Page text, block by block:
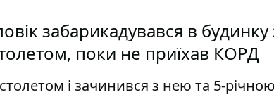
забарикадувався в
поки не приїхав КОРД
і зачинився з нею та 5-